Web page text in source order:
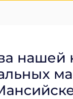
нашей